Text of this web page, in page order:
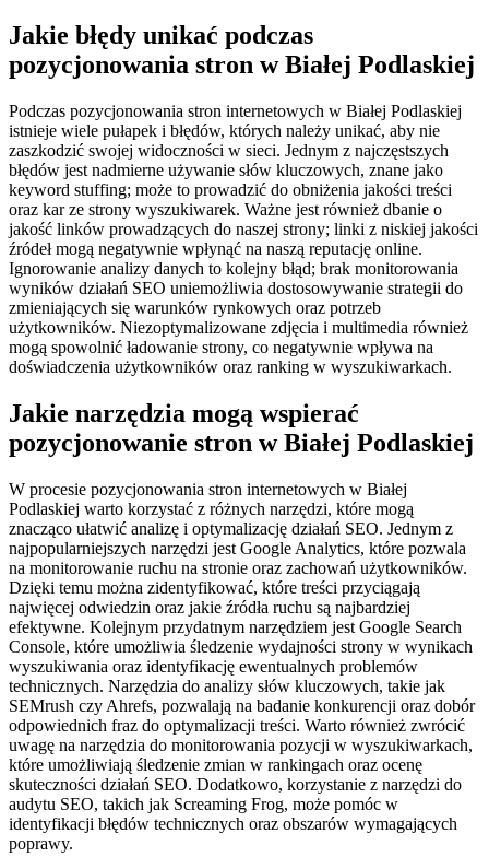
Jakie błędy unikać podczas
pozycjonowania stron w Białej Podlaskiej
Podczas pozycjonowania stron internetowych w Białej Podlaskiej
istnieje wiele pułapek i błędów, których należy unikać, aby nie
zaszkodzić swojej widoczności w sieci. Jednym z najczęstszych
błędów jest nadmierne używanie słów kluczowych, znane jako
keyword stuffing; może to prowadzić do obniżenia jakości treści
oraz kar ze strony wyszukiwarek. Ważne jest również dbanie o
jakość linków prowadzących do naszej strony; linki z niskiej jakości
źródeł mogą negatywnie wpłynąć na naszą reputację online.
Ignorowanie analizy danych to kolejny błąd; brak monitorowania
wyników działań SEO uniemożliwia dostosowywanie strategii do
zmieniających się warunków rynkowych oraz potrzeb
użytkowników. Niezoptymalizowane zdjęcia i multimedia również
mogą spowolnić ładowanie strony, co negatywnie wpływa na
doświadczenia użytkowników oraz ranking w wyszukiwarkach.
Jakie narzędzia mogą wspierać
pozycjonowanie stron w Białej Podlaskiej
W procesie pozycjonowania stron internetowych w Białej
Podlaskiej warto korzystać z różnych narzędzi, które mogą
znacząco ułatwić analizę i optymalizację działań SEO. Jednym z
najpopularniejszych narzędzi jest Google Analytics, które pozwala
na monitorowanie ruchu na stronie oraz zachowań użytkowników.
Dzięki temu można zidentyfikować, które treści przyciągają
najwięcej odwiedzin oraz jakie źródła ruchu są najbardziej
efektywne. Kolejnym przydatnym narzędziem jest Google Search
Console, które umożliwia śledzenie wydajności strony w wynikach
wyszukiwania oraz identyfikację ewentualnych problemów
technicznych. Narzędzia do analizy słów kluczowych, takie jak
SEMrush czy Ahrefs, pozwalają na badanie konkurencji oraz dobór
odpowiednich fraz do optymalizacji treści. Warto również zwrócić
uwagę na narzędzia do monitorowania pozycji w wyszukiwarkach,
które umożliwiają śledzenie zmian w rankingach oraz ocenę
skuteczności działań SEO. Dodatkowo, korzystanie z narzędzi do
audytu SEO, takich jak Screaming Frog, może pomóc w
identyfikacji błędów technicznych oraz obszarów wymagających
poprawy.